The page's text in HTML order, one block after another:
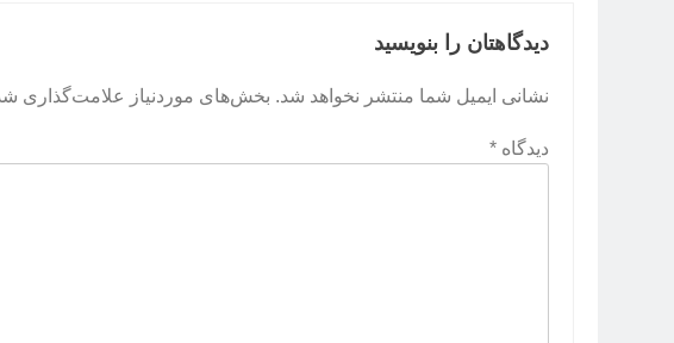
دیدگاهتان را بنویسید
نشانی ایمیل شما منتشر نخواهد شد. بخش‌های موردنیاز علامت‌گذاری
دیدگاه *